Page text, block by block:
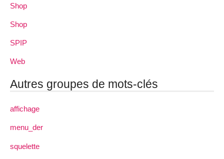
Shop
Shop
SPIP
Web
Autres groupes de mots-clés
affichage
menu_der
squelette